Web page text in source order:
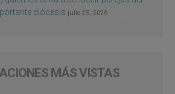
diócesis julio 25, 2026
MÁS VISTAS